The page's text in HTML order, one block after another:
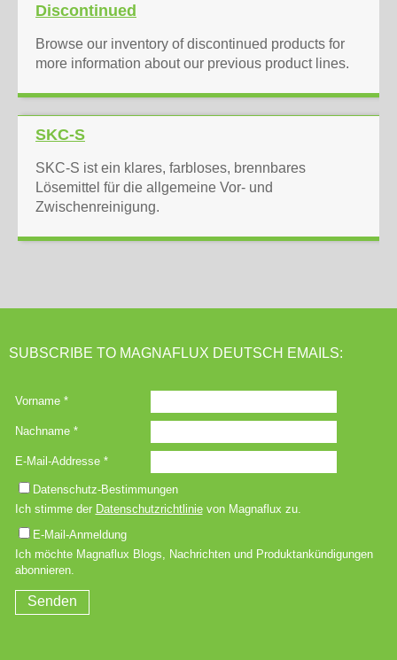
Discontinued
Browse our inventory of discontinued products for
more information about our previous product lines.
SKC-S
SKC-S ist ein klares, farbloses, brennbares
Lösemittel für die allgemeine Vor- und
Zwischenreinigung.
SUBSCRIBE TO MAGNAFLUX DEUTSCH EMAILS: